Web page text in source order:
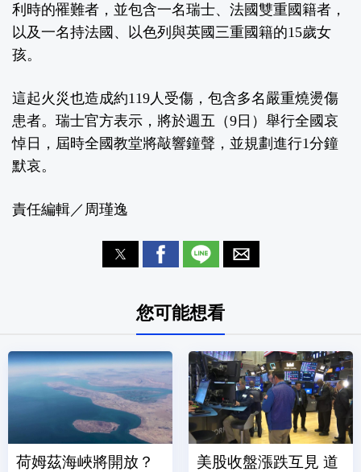
利時的罹難者，並包含一名瑞士、法國雙重國籍者，
以及一名持法國、以色列與英國三重國籍的15歲女
孩。
這起火災也造成約119人受傷，包含多名嚴重燒燙傷
患者。瑞士官方表示，將於週五（9日）舉行全國哀
悼日，屆時全國教堂將敲響鐘聲，並規劃進行1分鐘
默哀。
責任編輯／周瑾逸
您可能想看
荷姆茲海峽將開放？
美股收盤漲跌互見 道